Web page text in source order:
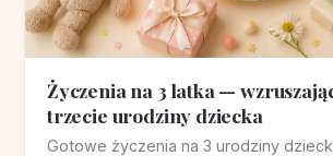
Życzenia na 3 latka —
trzecie urodziny dziecka
Gotowe życzenia na 3 urodziny